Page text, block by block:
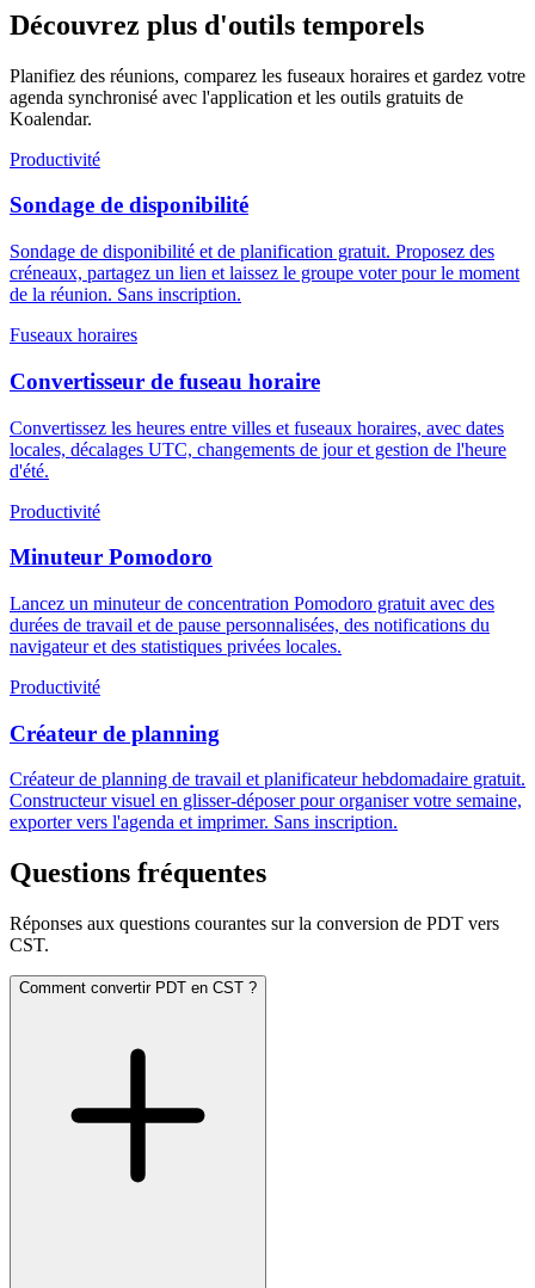
Découvrez plus d'outils temporels
Planifiez des réunions, comparez les fuseaux horaires et gardez votre
agenda synchronisé avec l'application et les outils gratuits de
Koalendar.
Productivité
Sondage de disponibilité
Sondage de disponibilité et de planification gratuit. Proposez des
créneaux, partagez un lien et laissez le groupe voter pour le moment
de la réunion. Sans inscription.
Fuseaux horaires
Convertisseur de fuseau horaire
Convertissez les heures entre villes et fuseaux horaires, avec dates
locales, décalages UTC, changements de jour et gestion de l'heure
d'été.
Productivité
Minuteur Pomodoro
Lancez un minuteur de concentration Pomodoro gratuit avec des
durées de travail et de pause personnalisées, des notifications du
navigateur et des statistiques privées locales.
Productivité
Créateur de planning
Créateur de planning de travail et planificateur hebdomadaire gratuit.
Constructeur visuel en glisser-déposer pour organiser votre semaine,
exporter vers l'agenda et imprimer. Sans inscription.
Questions fréquentes
Réponses aux questions courantes sur la conversion de PDT vers
CST.
Comment convertir PDT en CST ?